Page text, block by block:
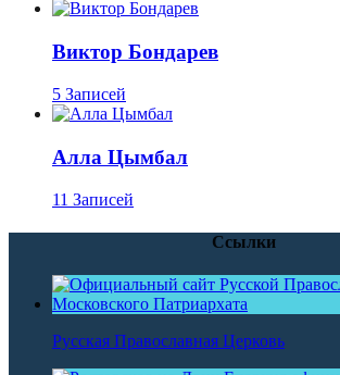
Виктор Бондарев
5 Записей
Алла Цымбал
11 Записей
Ссылки
Русская Православная Церковь